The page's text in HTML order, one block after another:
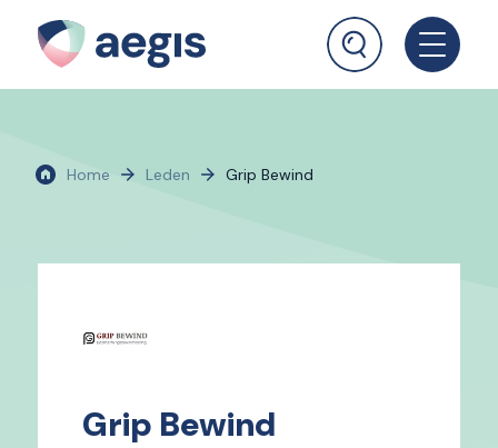
Home Leden Grip Bewind
Grip Bewind